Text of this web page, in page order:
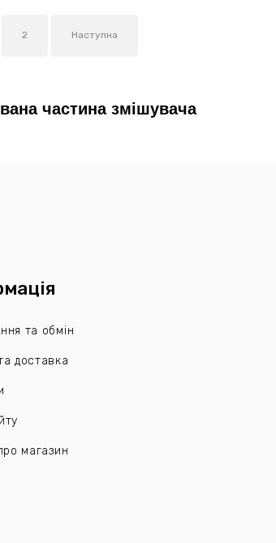
2 Наступна
частина змішувача
та обмін
доставка
магазин